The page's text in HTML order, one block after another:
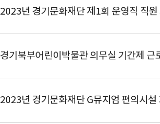
2023년 경기문화재단 제1회 운영직 직원
경기북부어린이박물관 의무실 기간제
2023년 경기문화재단 G뮤지엄 편의시